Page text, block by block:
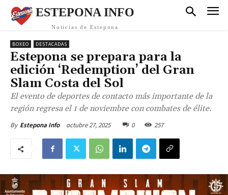
ESTEPONA INFO
Noticias de Estepona
BOXEO DESTACADAS
Estepona se prepara para la
edición ‘Redemption’ del Gran
Slam Costa del Sol
El evento de deportes de contacto más importante de la
región regresa el 1 de noviembre con combates de élite.
By Estepona Info octubre 27, 2025 0 257